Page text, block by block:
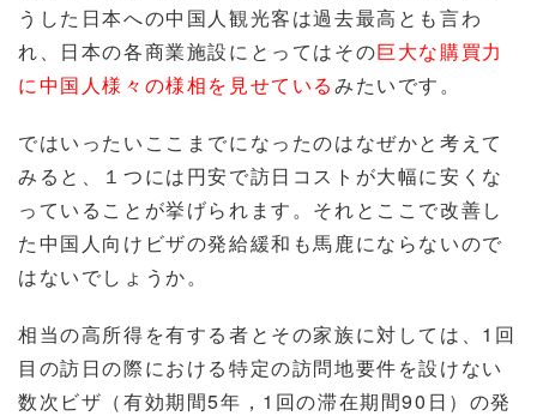
うした日本への中国人観光客は過去最高とも言わ
れ、日本の各商業施設にとってはその巨大な購買力
に中国人様々の様相を見せているみたいです。
ではいったいここまでになったのはなぜかと考えて
みると、１つには円安で訪日コストが大幅に安くな
っていることが挙げられます。それとここで改善し
た中国人向けビザの発給緩和も馬鹿にならないので
はないでしょうか。
相当の高所得を有する者とその家族に対しては、1回
目の訪日の際における特定の訪問地要件を設けない
数次ビザ（有効期間5年，1回の滞在期間90日）の発